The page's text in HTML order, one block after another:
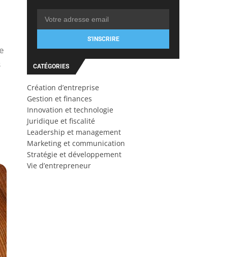
S'INSCRIRE
CATÉGORIES
Création d’entreprise
Gestion et finances
Innovation et technologie
Juridique et fiscalité
Leadership et management
Marketing et communication
Stratégie et développement
Vie d’entrepreneur